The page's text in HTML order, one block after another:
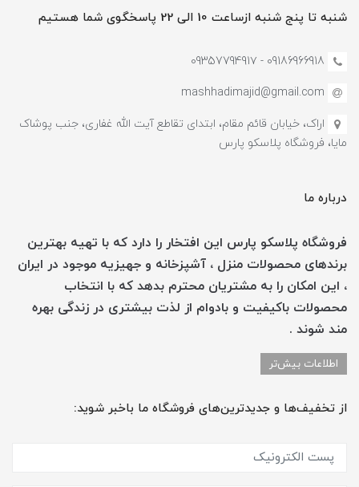
شنبه تا پنج شنبه ازساعت 10 الی 22 پاسخگوی شما هستیم
09186966918 - 0935779491۷
mashhadimajid@gmail.com
اراک، خیابان قائم مقام، ابتدای تقاطع آیت الله غفاری، جنب پوشاک
مایا، فروشگاه پلاسکو پارس
درباره ما
فروشگاه پلاسکو پارس این افتخار را دارد که با تهیه بهترین
برندهای محصولات منزل ، آشپزخانه و جهیزیه موجود در ایران
، این امکان را به مشتریان محترم بدهد که با انتخاب
محصولات باکیفیت و بادوام از لذت بیشتری در زندگی بهره
مند شوند .
اطلاعات بیش‌تر
از تخفیف‌ها و جدیدترین‌های فروشگاه ما باخبر شوید: